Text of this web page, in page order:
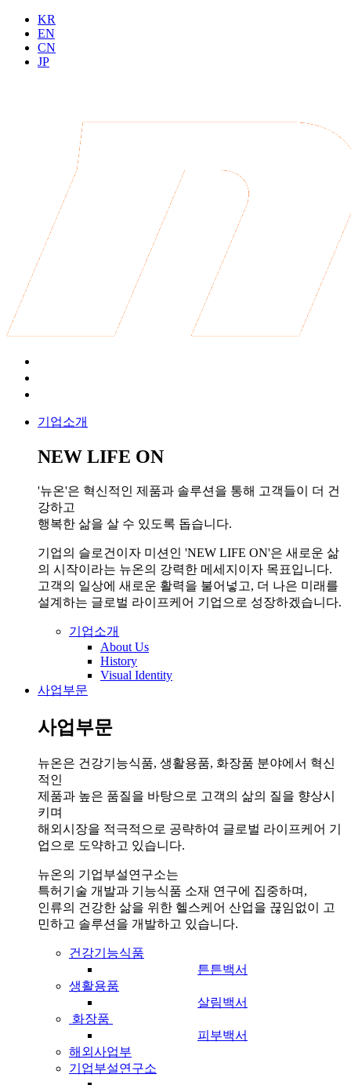
KR
EN
CN
JP
기업소개
NEW LIFE ON
'뉴온'은 혁신적인 제품과 솔루션을 통해 고객들이 더 건
강하고
행복한 삶을 살 수 있도록 돕습니다.
기업의 슬로건이자 미션인 'NEW LIFE ON'은 새로운 삶
의 시작이라는 뉴온의 강력한 메세지이자 목표입니다.
고객의 일상에 새로운 활력을 불어넣고, 더 나은 미래를
설계하는 글로벌 라이프케어 기업으로 성장하겠습니다.
기업소개
About Us
History
Visual Identity
사업부문
사업부문
뉴온은 건강기능식품, 생활용품, 화장품 분야에서 혁신
적인
제품과 높은 품질을 바탕으로 고객의 삶의 질을 향상시
키며
해외시장을 적극적으로 공략하여 글로벌 라이프케어 기
업으로 도약하고 있습니다.
뉴온의 기업부설연구소는
특허기술 개발과 기능식품 소재 연구에 집중하며,
인류의 건강한 삶을 위한 헬스케어 산업을 끊임없이 고
민하고 솔루션을 개발하고 있습니다.
건강기능식품
튼튼백서
생활용품
살림백서
화장품
피부백서
해외사업부
기업부설연구소